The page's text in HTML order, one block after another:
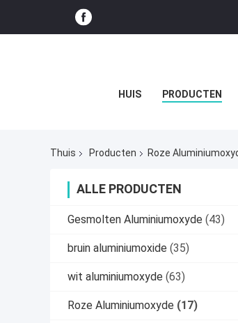
HUIS PRODUCTEN
Thuis Producten Roze
ALLE PRODUCTEN
Gesmolten Aluminiumoxyde (43)
bruin aluminiumoxide (35)
wit aluminiumoxyde (63)
Roze Aluminiumoxyde (17)